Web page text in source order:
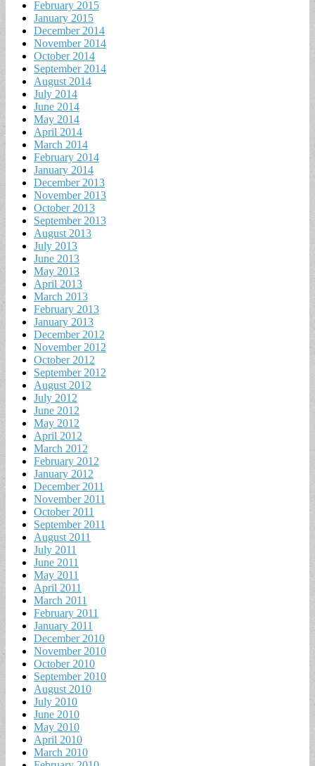
February 2015
January 2015
December 2014
November 2014
October 2014
September 2014
August 2014
July 2014
June 2014
May 2014
April 2014
March 2014
February 2014
January 2014
December 2013
November 2013
October 2013
September 2013
August 2013
July 2013
June 2013
May 2013
April 2013
March 2013
February 2013
January 2013
December 2012
November 2012
October 2012
September 2012
August 2012
July 2012
June 2012
May 2012
April 2012
March 2012
February 2012
January 2012
December 2011
November 2011
October 2011
September 2011
August 2011
July 2011
June 2011
May 2011
April 2011
March 2011
February 2011
January 2011
December 2010
November 2010
October 2010
September 2010
August 2010
July 2010
June 2010
May 2010
April 2010
March 2010